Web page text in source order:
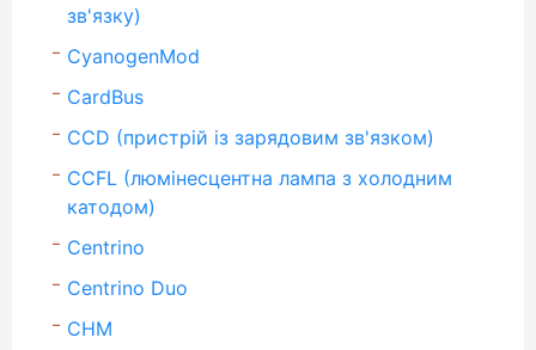
зв'язку)
CyanogenMod
CardBus
CCD (пристрій із зарядовим зв'язком)
CCFL (люмінесцентна лампа з холодним
катодом)
Centrino
Centrino Duo
CHM